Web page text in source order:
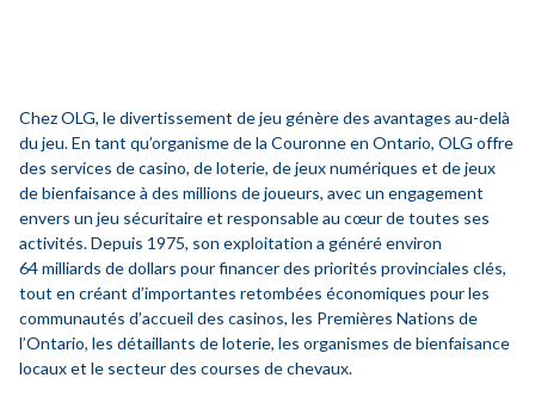
Chez OLG, le divertissement de jeu génère des avantages au-delà
du jeu. En tant qu’organisme de la Couronne en Ontario, OLG offre
des services de casino, de loterie, de jeux numériques et de jeux
de bienfaisance à des millions de joueurs, avec un engagement
envers un jeu sécuritaire et responsable au cœur de toutes ses
activités. Depuis 1975, son exploitation a généré environ
64 milliards de dollars pour financer des priorités provinciales clés,
tout en créant d’importantes retombées économiques pour les
communautés d’accueil des casinos, les Premières Nations de
l’Ontario, les détaillants de loterie, les organismes de bienfaisance
locaux et le secteur des courses de chevaux.